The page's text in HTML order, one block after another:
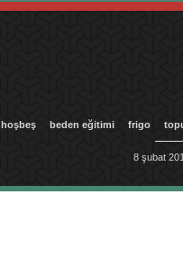
hoşbeş beden eğitimi frigo
8 şubat